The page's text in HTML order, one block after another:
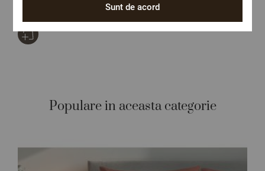
Populare in aceasta categorie
Sunt de acord